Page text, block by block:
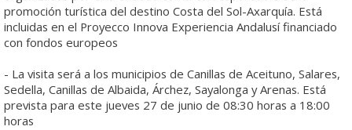
promoción turística del destino Costa del Sol-Axarquía. Está
incluidas en el Proyecco Innova Experiencia Andalusí financiado
con fondos europeos
- La visita será a los municipios de Canillas de Aceituno, Salares,
Sedella, Canillas de Albaida, Árchez, Sayalonga y Arenas. Está
prevista para este jueves 27 de junio de 08:30 horas a 18:00
horas